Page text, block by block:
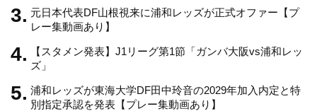
n
n
e
元日本代表DF山根視来に浦和レッズが正式オファー【プ
レー集動画あり】
【スタメン発表】J1リーグ第1節「ガンバ大阪vs浦和レッ
ズ」
浦和レッズが東海大学DF田中玲音の2029年加入内定と特
別指定承認を発表【プレー集動画あり】